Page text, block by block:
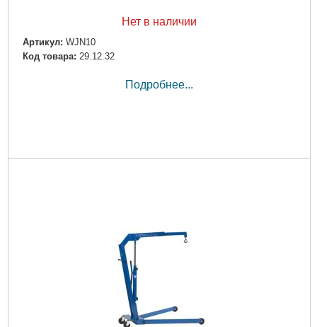
Нет в наличии
Артикул: WJN10
Код товара: 29.12.32
Подробнее...